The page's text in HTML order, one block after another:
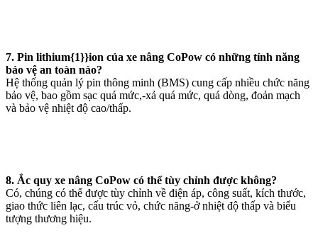
7. Pin lithium{1}}ion của xe nâng CoPow có những tính năng
bảo vệ an toàn nào?
Hệ thống quản lý pin thông minh (BMS) cung cấp nhiều chức năng
bảo vệ, bao gồm sạc quá mức,-xả quá mức, quá dòng, đoản mạch
và bảo vệ nhiệt độ cao/thấp.
8. Ắc quy xe nâng CoPow có thể tùy chỉnh được không?
Có, chúng có thể được tùy chỉnh về điện áp, công suất, kích thước,
giao thức liên lạc, cấu trúc vỏ, chức năng-ở nhiệt độ thấp và biểu
tượng thương hiệu.